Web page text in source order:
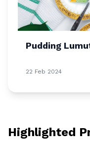
Pudding
22 Feb 2024
Highlighted